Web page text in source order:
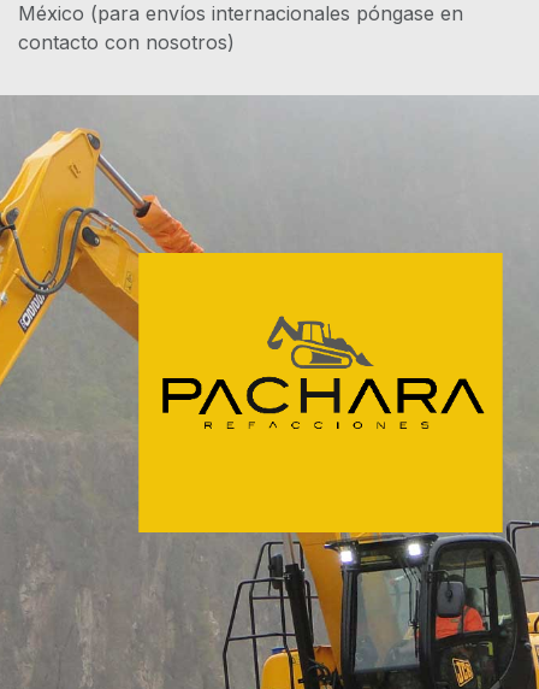
México (para envíos internacionales póngase en
contacto con nosotros)